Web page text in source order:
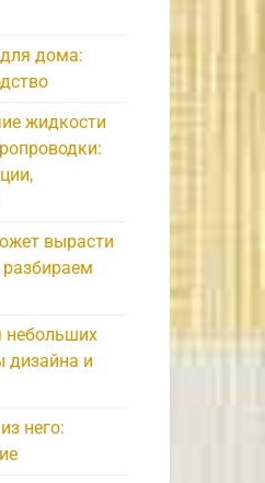
дома:
жидкости
вырасти
небольших
дизайна и
него: